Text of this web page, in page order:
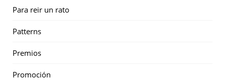
Para reir un rato
Patterns
Premios
Promoción